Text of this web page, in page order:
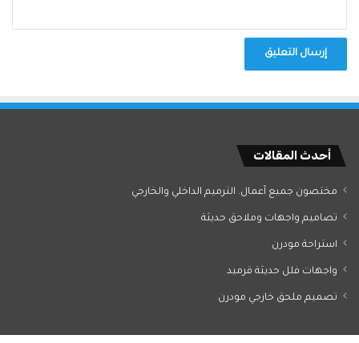
أحدث المقالات
مختصون جميع آعمال. الترميم الداخلي والخارجي
تصاميم واجهات وملاحق حديثة
استراحة مودرن
واجهات فلل حديثة قرميد
تصميم ملحق خارجي مودرن